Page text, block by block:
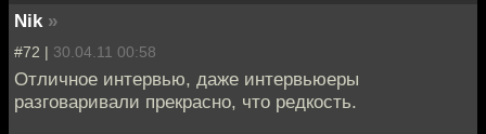
Nik »
#72 | 30.04.11 00:58
Отличное интервью, даже интервьюеры
разговаривали прекрасно, что редкость.